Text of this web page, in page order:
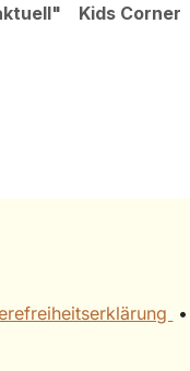
Kids Corner
• ​​